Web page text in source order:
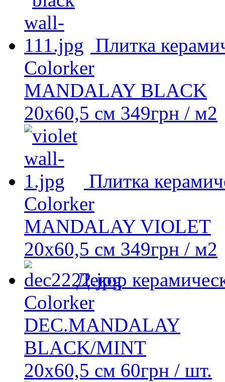
Плитка
Colorker
MANDALAY BLACK
20х60,5 см 349грн / м2
Плитка
Colorker
MANDALAY VIOLET
20х60,5 см 349грн / м2
Декор
Colorker
DEC.MANDALAY
BLACK/MINT
20х60,5 см 60грн / шт.